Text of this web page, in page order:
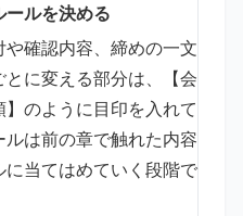
ルを決める
確認内容、締めの一文
に変える部分は、【会
のように目印を入れて
は前の章で触れた内容
当てはめていく段階で